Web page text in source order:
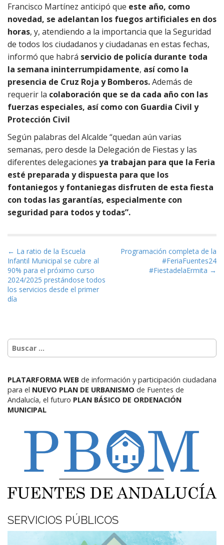
Francisco Martínez anticipó que este año, como
novedad, se adelantan los fuegos artificiales en dos
horas, y, atendiendo a la importancia que la Seguridad
de todos los ciudadanos y ciudadanas en estas fechas,
informó que habrá servicio de policía durante toda
la semana ininterrumpidamente, así como la
presencia de Cruz Roja y Bomberos.Además de
requerir la colaboración que se da cada año con las
fuerzas especiales, así como con Guardia Civil y
Protección Civil
Según palabras del Alcalde “quedan aún varias
semanas, pero desde la Delegación de Fiestas y las
diferentes delegaciones ya trabajan para que la Feria
esté preparada y dispuesta para que los
fontaniegos y fontaniegas disfruten de esta fiesta
con todas las garantías, especialmente con
seguridad para todos y todas”.
Navegación de entradas
← La ratio de la Escuela
Infantil Municipal se cubre al
90% para el próximo curso
2024/2025 prestándose todos
los servicios desde el primer
día
Programación completa de la
#FeriaFuentes24
#FiestadelaErmita →
PLATARFORMA WEB de información y participación ciudadana
para el NUEVO PLAN DE URBANISMO de Fuentes de
Andalucía, el futuro PLAN BÁSICO DE ORDENACIÓN
MUNICIPAL
SERVICIOS PÚBLICOS